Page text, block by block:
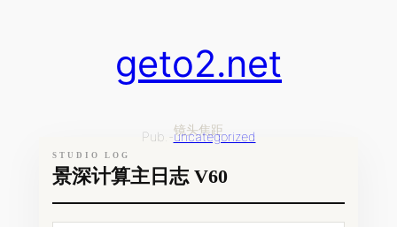
geto2.net
镜头焦距
Pub.-uncategorized
STUDIO LOG
景深计算主日志 V60